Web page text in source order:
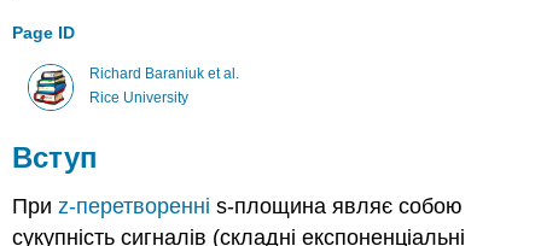
Page ID
Richard Baraniuk et al.
Rice University
Вступ
Приz-перетворенні s-площина являє собою
сукупність сигналів (складні експоненціальні